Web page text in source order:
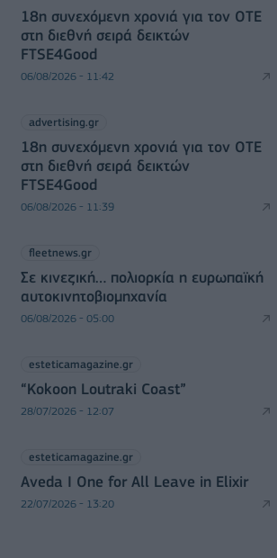
18η συνεχόμενη χρονιά για τον ΟΤΕ
στη διεθνή σειρά δεικτών
FTSE4Good
06/08/2026 - 11:42
advertising.gr
18η συνεχόμενη χρονιά για τον ΟΤΕ
στη διεθνή σειρά δεικτών
FTSE4Good
06/08/2026 - 11:39
fleetnews.gr
Σε κινεζική… πολιορκία η ευρωπαϊκή
αυτοκινητοβιομηχανία
06/08/2026 - 05:00
esteticamagazine.gr
“Kokoon Loutraki Coast”
28/07/2026 - 12:07
esteticamagazine.gr
Aveda I One for All Leave in Elixir
22/07/2026 - 13:20